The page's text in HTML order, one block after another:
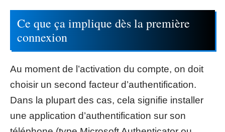
Ce que ça implique dès la première
connexion
Au moment de l’activation du compte, on doit
choisir un second facteur d’authentification.
Dans la plupart des cas, cela signifie installer
une application d’authentification sur son